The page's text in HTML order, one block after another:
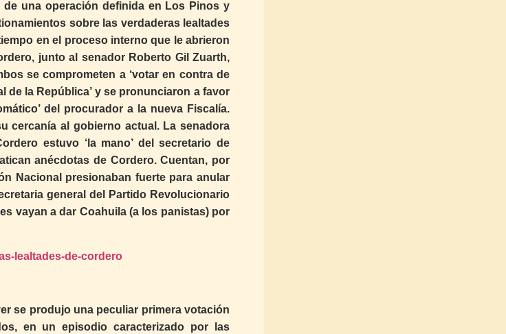
una operación definida en Los Pinos y
sobre las verdaderas lealtades
en el proceso interno que le abrieron
junto al senador Roberto Gil Zuarth,
se comprometen a ‘votar en contra de
de la República’ y se pronunciaron a favor
del procurador a la nueva Fiscalía.
cercanía al gobierno actual. La senadora
estuvo ‘la mano’ del secretario de
anécdotas de Cordero. Cuentan, por
Nacional presionaban fuerte para anular
general del Partido Revolucionario
vayan a dar Coahuila (a los panistas) por
lealtades-de-cordero
se produjo una peculiar primera votación
en un episodio caracterizado por las